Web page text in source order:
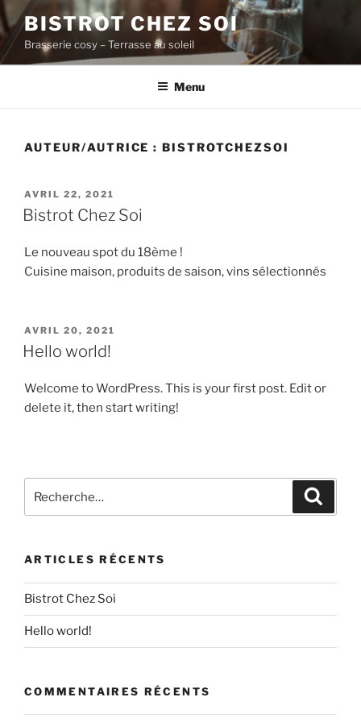
Aller
au
contenu
principal
BISTROT CHEZ SOI
Brasserie cosy – Terrasse au soleil
Menu
AUTEUR/AUTRICE :BISTROTCHEZSOI
PUBLIÉ
LE
AVRIL 22, 2021
Bistrot Chez Soi
Le nouveau spot du 18ème !
Cuisine maison, produits de saison, vins sélectionnés
PUBLIÉ
LE
AVRIL 20, 2021
Hello world!
Welcome to WordPress. This is your first post. Edit or
delete it, then start writing!
pour
ARTICLES RÉCENTS
Bistrot Chez Soi
Hello world!
COMMENTAIRES RÉCENTS